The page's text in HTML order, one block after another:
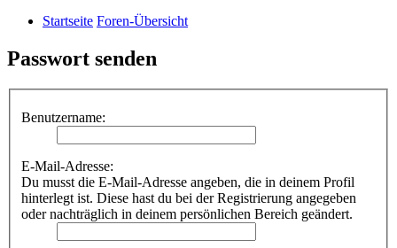
Startseite Foren-Übersicht
Passwort senden
Benutzername:
E-Mail-Adresse:
Du musst die E-Mail-Adresse angeben, die in deinem Profil
hinterlegt ist. Diese hast du bei der Registrierung angegeben
oder nachträglich in deinem persönlichen Bereich geändert.